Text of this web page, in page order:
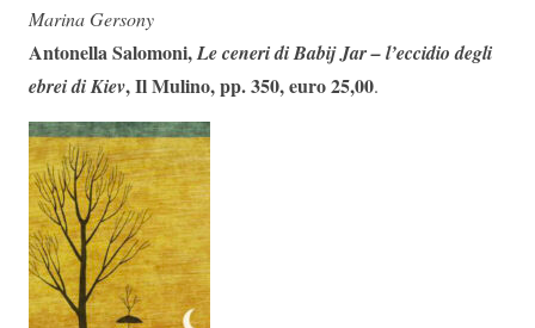
Marina Gersony
Antonella Salomoni,Le ceneri di Babij Jar – l’eccidio degli
ebrei di Kiev, Il Mulino, pp. 350, euro 25,00.